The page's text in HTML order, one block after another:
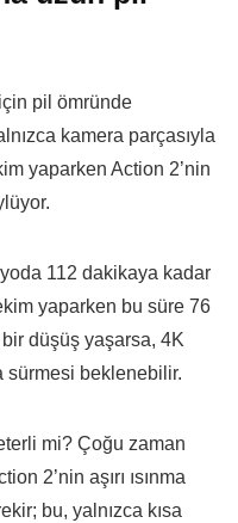
pil ömründe
kamera parçasıyla
yaparken Action 2’nin
112 dakikaya kadar
yaparken bu süre 76
düşüş yaşarsa, 4K
sürmesi beklenebilir.
mi? Çoğu zaman
2’nin aşırı ısınma
bu, yalnızca kısa